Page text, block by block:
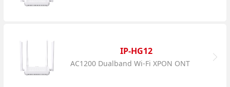
IP-HG12
AC1200 Dualband Wi-Fi XPON ONT